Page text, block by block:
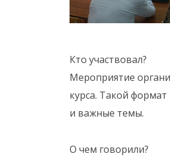
Кто участвовал?
Мероприятие
курса. Такой
и важные темы.
О чем говорили?